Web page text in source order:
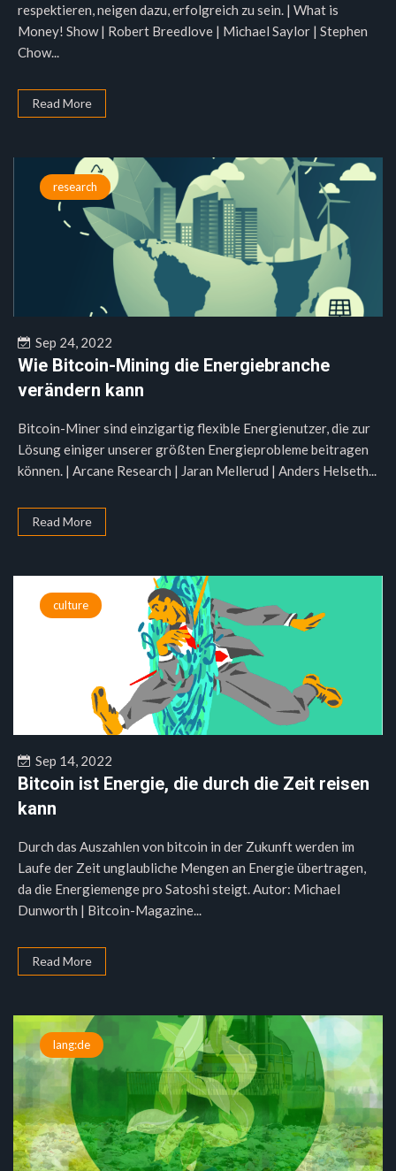
respektieren, neigen dazu, erfolgreich zu sein. | What is
Money! Show | Robert Breedlove | Michael Saylor | Stephen
Chow...
Read More
research
Sep 24, 2022
Wie Bitcoin-Mining die Energiebranche
verändern kann
Bitcoin-Miner sind einzigartig flexible Energienutzer, die zur
Lösung einiger unserer größten Energieprobleme beitragen
können. | Arcane Research | Jaran Mellerud | Anders Helseth...
Read More
culture
Sep 14, 2022
Bitcoin ist Energie, die durch die Zeit reisen
kann
Durch das Auszahlen von bitcoin in der Zukunft werden im
Laufe der Zeit unglaubliche Mengen an Energie übertragen,
da die Energiemenge pro Satoshi steigt. Autor: Michael
Dunworth | Bitcoin-Magazine...
Read More
lang:de